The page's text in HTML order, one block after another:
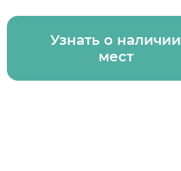
Узнать о наличии
мест